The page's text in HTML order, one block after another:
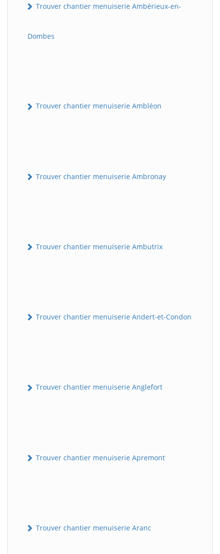
Trouver chantier menuiserie Ambérieux-en-
Dombes
Trouver chantier menuiserie Ambléon
Trouver chantier menuiserie Ambronay
Trouver chantier menuiserie Ambutrix
Trouver chantier menuiserie Andert-et-Condon
Trouver chantier menuiserie Anglefort
Trouver chantier menuiserie Apremont
Trouver chantier menuiserie Aranc